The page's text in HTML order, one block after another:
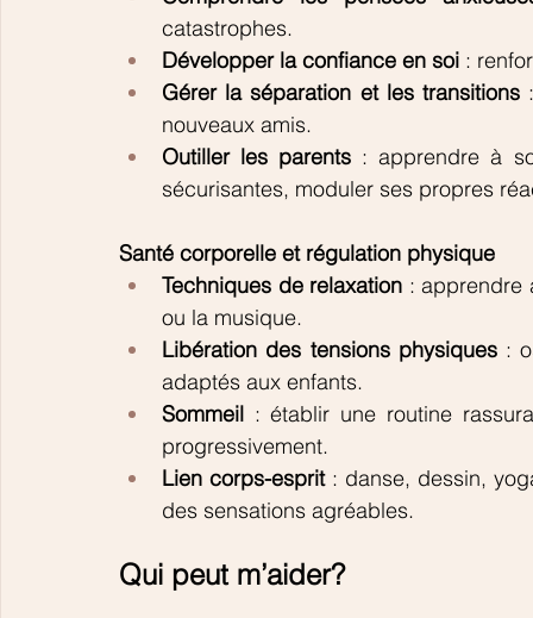
catastrophes.
Développer la confiance en soi :
Gérer la séparation et les transitions :
nouveaux amis.
Outiller les parents : apprendre à
sécurisantes, moduler ses propres
Santé corporelle et régulation physique
Techniques de relaxation : apprendre
ou la musique.
Libération des tensions physiques :
adaptés aux enfants.
Sommeil : établir une routine
progressivement.
Lien corps-esprit : danse, dessin,
des sensations agréables.
Qui peut m’aider?